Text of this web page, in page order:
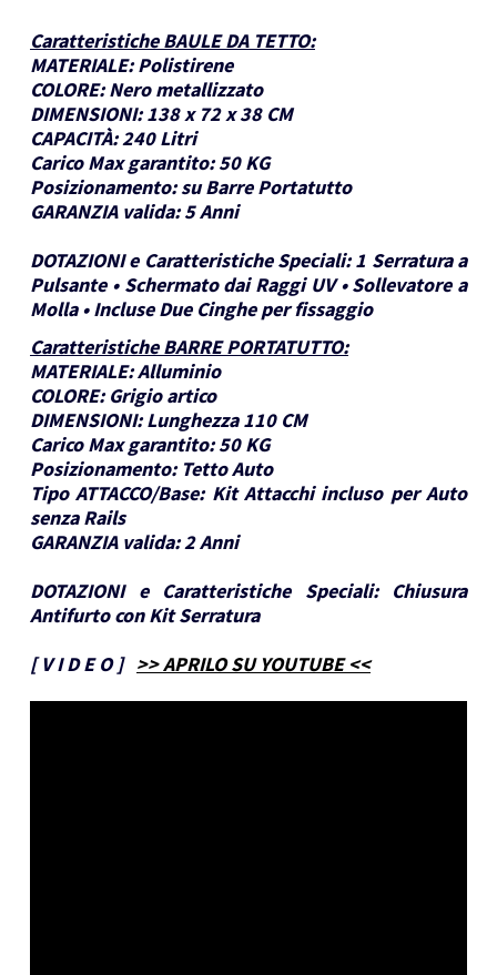
Caratteristiche BAULE DA TETTO:
MATERIALE: Polistirene
COLORE: Nero metallizzato
DIMENSIONI: 138 x 72 x 38 CM
CAPACITÀ:240 Litri
Carico Max garantito: 50 KG
Posizionamento: su Barre Portatutto
GARANZIA valida: 5 Anni
DOTAZIONI e Caratteristiche Speciali: 1 Serratura a
Pulsante • Schermato dai Raggi UV • Sollevatore a
Molla • Incluse Due Cinghe per fissaggio
Caratteristiche BARRE PORTATUTTO:
MATERIALE:Alluminio
COLORE: Grigio artico
DIMENSIONI: Lunghezza 110 CM
Carico Max garantito: 50 KG
Posizionamento: Tetto Auto
Tipo ATTACCO/Base: Kit Attacchi incluso per Auto
senza Rails
GARANZIA valida:2 Anni
DOTAZIONI e Caratteristiche Speciali:
Chiusura
Antifurto con Kit Serratura
[V I D E O] >> APRILO SU YOUTUBE <<